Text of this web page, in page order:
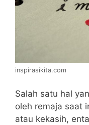
inspirasikita.com
Salah satu hal
oleh remaja saat
atau kekasih,